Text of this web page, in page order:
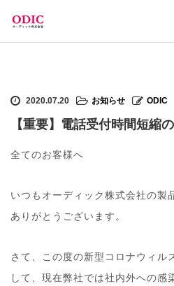
2020.07.20 お知らせ ODIC
【重要】電話受付時間短縮
全てのお客様へ
いつもオーディック株式会社の製
ありがとうございます。
さて、この度の新型コロナウィル
して、現在弊社では社内外への感